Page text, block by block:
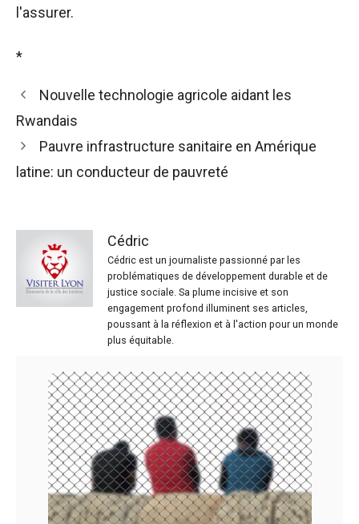
l'assurer.
*
Nouvelle technologie agricole aidant les
Rwandais
Pauvre infrastructure sanitaire en Amérique
latine: un conducteur de pauvreté
Cédric
Cédric est un journaliste passionné par les
problématiques de développement durable et de
justice sociale. Sa plume incisive et son
engagement profond illuminent ses articles,
poussant à la réflexion et à l'action pour un monde
plus équitable.